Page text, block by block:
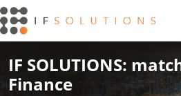
IF SOLUTIONS:
Finance